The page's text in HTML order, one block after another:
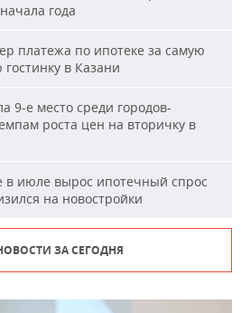
года
платежа по ипотеке за самую
в Казани
9-е место среди городов-
роста цен на вторичку в
в июле вырос ипотечный спрос
на новостройки
ЗА СЕГОДНЯ